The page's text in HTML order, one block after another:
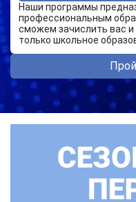
Наши программы
профессиональным
сможем зачислить вас
только школьное